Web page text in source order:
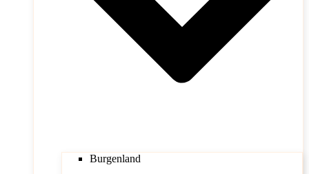
Burgenland